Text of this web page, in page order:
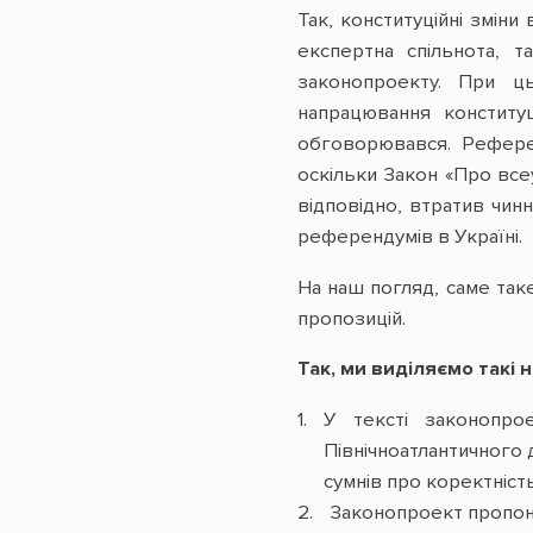
Так, конституційні
експертна спільнота,
законопроекту. При
напрацювання
обговорювався.
оскільки Закон «Про
відповідно, втратив
референдумів в Україні.
На наш погляд, саме
пропозицій.
Так, ми виділяємо такі
У тексті
сумнів про
Законопроект